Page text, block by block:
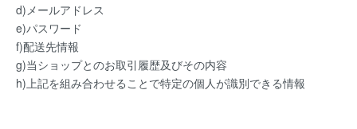
d)メールアドレス
e)パスワード
f)配送先情報
g)当ショップとのお取引履歴及びその内容
h)上記を組み合わせることで特定の個人が識別できる情報